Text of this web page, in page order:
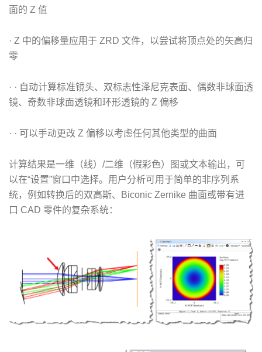
面的 Z 值
· Z 中的偏移量应用于 ZRD 文件，以尝试将顶点处的矢高归
零
· · 自动计算标准镜头、双标志性泽尼克表面、偶数非球面透
镜、奇数非球面透镜和环形透镜的 Z 偏移
· · 可以手动更改 Z 偏移以考虑任何其他类型的曲面
计算结果是一维（线）/二维（假彩色）图或文本输出，可
以在“设置”窗口中选择。用户分析可用于简单的非序列系
统，例如转换后的双高斯、Biconic Zernike 曲面或带有进
口 CAD 零件的复杂系统：